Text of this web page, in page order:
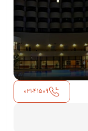
021-41509